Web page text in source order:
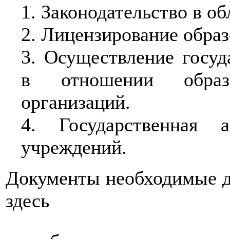
1. Законодательство в
2. Лицензирование
3. Осуществление
в отношении
организаций.
4. Государственная
учреждений.
Документы необходимые
здесь